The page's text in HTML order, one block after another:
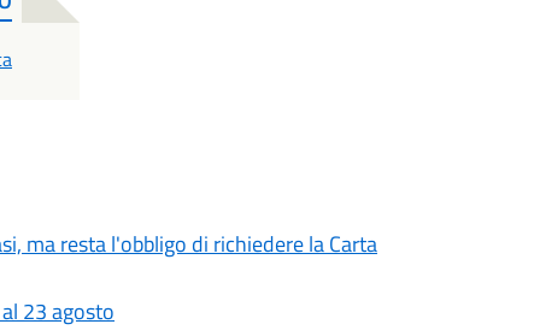
ma resta l'obbligo di richiedere la Carta
23 agosto